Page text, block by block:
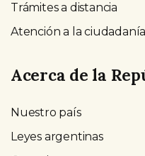
Trámites a distancia
Atención a la ciudadanía
Acerca de la
Nuestro país
Leyes argentinas